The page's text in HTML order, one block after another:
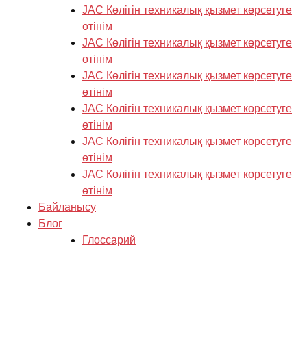
JAC Көлігін техникалық қызмет көрсетуге
өтінім
JAC Көлігін техникалық қызмет көрсетуге
өтінім
JAC Көлігін техникалық қызмет көрсетуге
өтінім
JAC Көлігін техникалық қызмет көрсетуге
өтінім
JAC Көлігін техникалық қызмет көрсетуге
өтінім
JAC Көлігін техникалық қызмет көрсетуге
өтінім
Байланысу
Блог
Глоссарий